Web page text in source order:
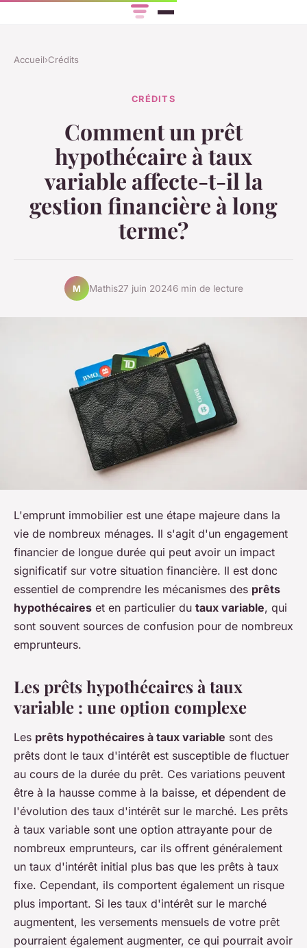
Accueil›Crédits
CRÉDITS
Comment un prêt
hypothécaire à taux
variable affecte-t-il la
gestion financière à long
terme?
M Mathis27 juin 20246 min de lecture
L'emprunt immobilier est une étape majeure dans la
vie de nombreux ménages. Il s'agit d'un engagement
financier de longue durée qui peut avoir un impact
significatif sur votre situation financière. Il est donc
essentiel de comprendre les mécanismes des prêts
hypothécaires et en particulier du taux variable, qui
sont souvent sources de confusion pour de nombreux
emprunteurs.
Les prêts hypothécaires à taux
variable : une option complexe
Les prêts hypothécaires à taux variable sont des
prêts dont le taux d'intérêt est susceptible de fluctuer
au cours de la durée du prêt. Ces variations peuvent
être à la hausse comme à la baisse, et dépendent de
l'évolution des taux d'intérêt sur le marché. Les prêts
à taux variable sont une option attrayante pour de
nombreux emprunteurs, car ils offrent généralement
un taux d'intérêt initial plus bas que les prêts à taux
fixe. Cependant, ils comportent également un risque
plus important. Si les taux d'intérêt sur le marché
augmentent, les versements mensuels de votre prêt
pourraient également augmenter, ce qui pourrait avoir